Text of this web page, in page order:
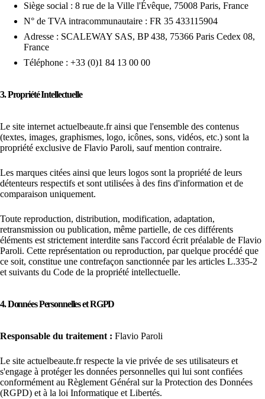
Siège social : 8 rue de la Ville l'Évêque, 75008 Paris, France
N° de TVA intracommunautaire : FR 35 433115904
Adresse : SCALEWAY SAS, BP 438, 75366 Paris Cedex 08,
France
Téléphone : +33 (0)1 84 13 00 00
3. Propriété Intellectuelle
Le site internet actuelbeaute.fr ainsi que l'ensemble des contenus
(textes, images, graphismes, logo, icônes, sons, vidéos, etc.) sont la
propriété exclusive de Flavio Paroli, sauf mention contraire.
Les marques citées ainsi que leurs logos sont la propriété de leurs
détenteurs respectifs et sont utilisées à des fins d'information et de
comparaison uniquement.
Toute reproduction, distribution, modification, adaptation,
retransmission ou publication, même partielle, de ces différents
éléments est strictement interdite sans l'accord écrit préalable de Flavio
Paroli. Cette représentation ou reproduction, par quelque procédé que
ce soit, constitue une contrefaçon sanctionnée par les articles L.335-2
et suivants du Code de la propriété intellectuelle.
4. Données Personnelles et RGPD
Responsable du traitement : Flavio Paroli
Le site actuelbeaute.fr respecte la vie privée de ses utilisateurs et
s'engage à protéger les données personnelles qui lui sont confiées
conformément au Règlement Général sur la Protection des Données
(RGPD) et à la loi Informatique et Libertés.